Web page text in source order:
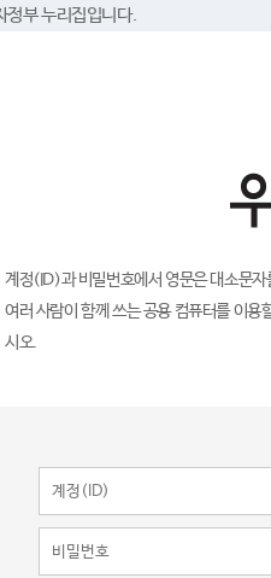
정부 누리집입니다.
계정(ID)과 비밀번호에서 영문은 대소문
여러 사람이 함께 쓰는 공용 컴퓨터를 이
시오.